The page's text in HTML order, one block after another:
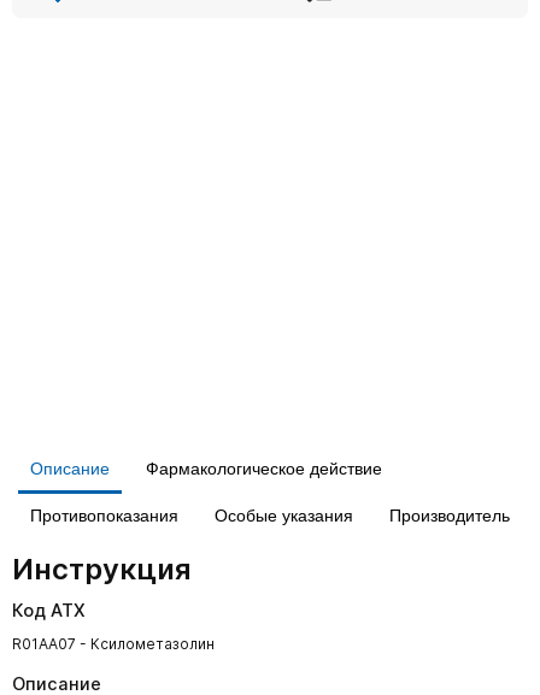
Описание Фармакологическое действие
Противопоказания Особые указания Производитель
Инструкция
Код АТХ
R01AA07 - Ксилометазолин
Описание